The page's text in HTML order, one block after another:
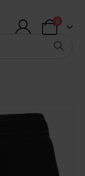
Warenkorb
0Artikel